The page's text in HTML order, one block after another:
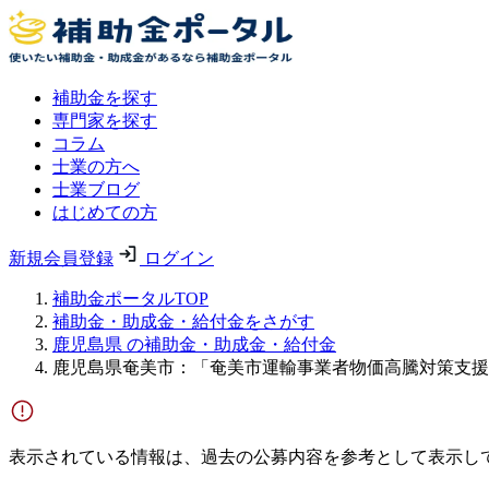
補助金を探す
専門家を探す
コラム
士業の方へ
士業ブログ
はじめての方
新規会員登録 ログイン
補助金ポータルTOP
補助金・助成金・給付金をさがす
鹿児島県 の補助金・助成金・給付金
鹿児島県奄美市：「奄美市運輸事業者物価高騰対策支援
表示されている情報は、過去の公募内容を参考として表示し